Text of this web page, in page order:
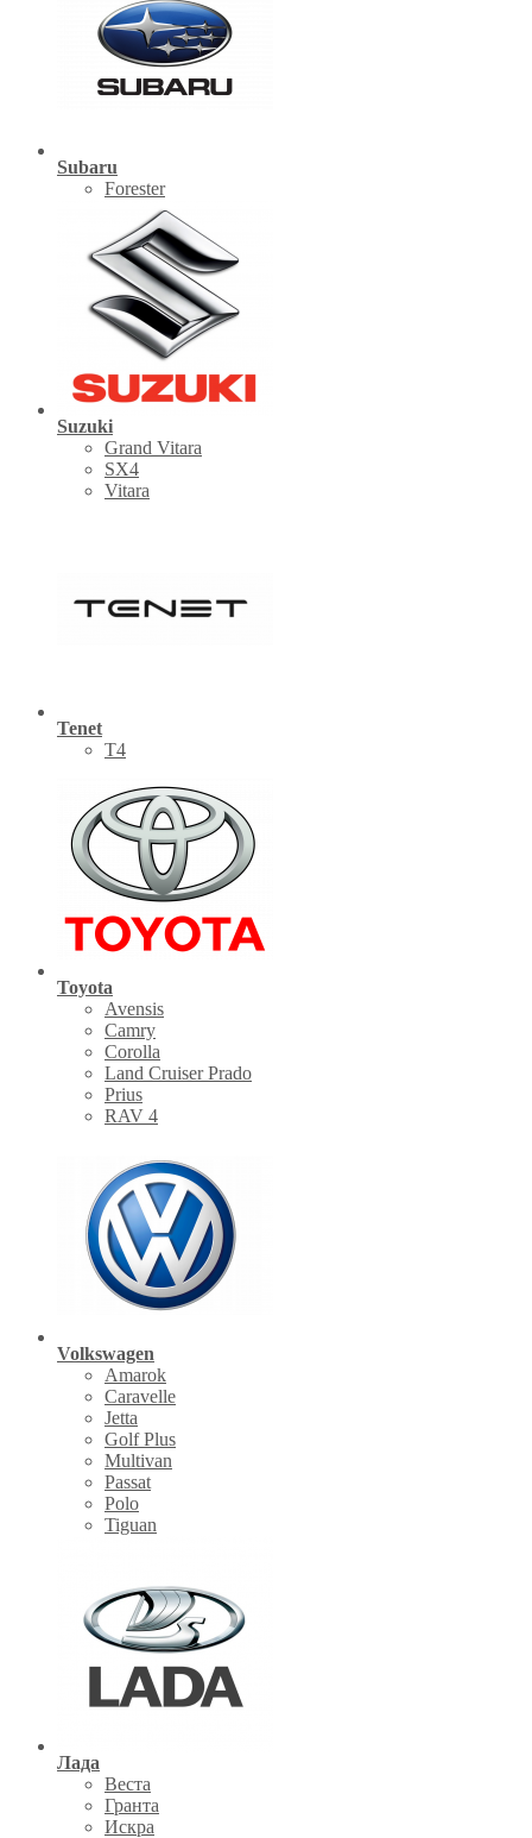
Subaru
Forester
Suzuki
Grand Vitara
SX4
Vitara
Tenet
Т4
Toyota
Avensis
Camry
Corolla
Land Cruiser Prado
Prius
RAV 4
Volkswagen
Amarok
Caravelle
Jetta
Golf Plus
Multivan
Passat
Polo
Tiguan
Лада
Веста
Гранта
Искра